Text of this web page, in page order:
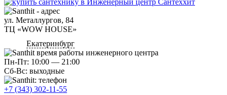
ул. Металлургов, 84
ТЦ «WOW HOUSE»
Екатеринбург
Пн-Пт: 10:00 — 21:00
Сб-Вс: выходные
+7 (343) 302-11-55